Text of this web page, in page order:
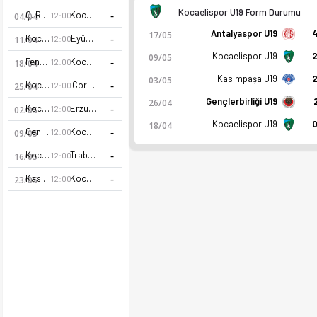
04/04 Ç. Rizespor U1912:00 Kocaelispor U19 -
11/04 Kocaelispor U19 12:00 Eyüpspor U19 -
18/04 Fenerbahçe U19 12:00 Kocaelispor U19 -
25/04 Kocaelispor U19 12:00 Corum FK -
02/05 Kocaelispor U19 12:00 Erzurumspor U19 -
09/05 Gençlerbirliği U19 12:00 Kocaelispor U19 -
16/05 Kocaelispor U19 12:00 Trabzonspor U19 -
23/05 Kasımpaşa U1912:00 Kocaelispor U19 -
Kocaelispor U19 Form Durumu
17/05 Antalyaspor U19
09/05 Kocaelispor U19
03/05 Kasımpaşa U19
26/04 Gençlerbirliği U19
18/04 Kocaelispor U19